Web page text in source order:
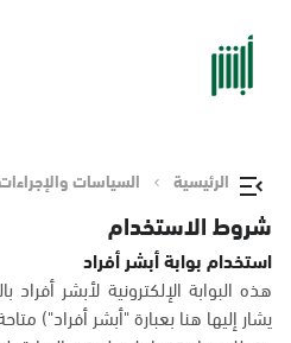
الرئيسية السياسات
شروط الاستخدام
استخدام بوابة أبشر أفراد
هذه البوابة الإلكترونية لأبشر
يشار إليها هنا بعبارة "أبشر أفراد")